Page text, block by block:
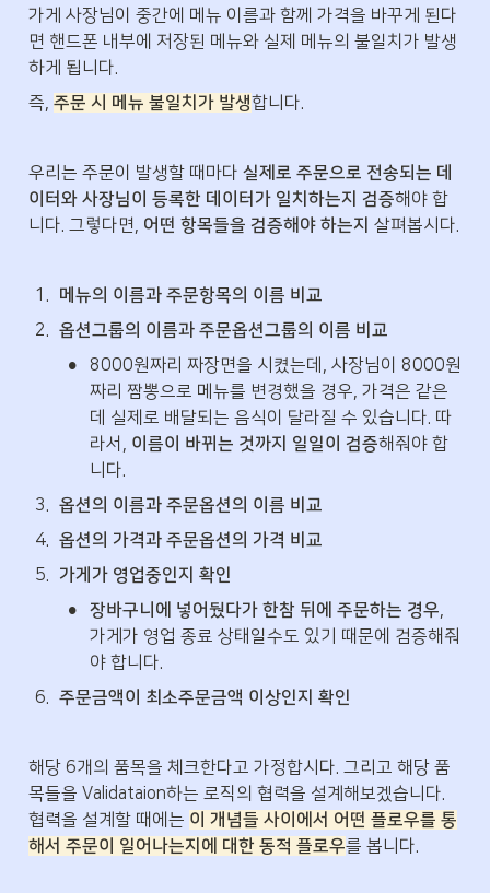
가게 사장님이 중간에 메뉴 이름과 함께 가격을 바꾸게 된다
면 핸드폰 내부에 저장된 메뉴와 실제 메뉴의 불일치가 발생
하게 됩니다.
즉, 주문 시 메뉴 불일치가 발생합니다.
우리는 주문이 발생할 때마다 실제로 주문으로 전송되는 데
이터와 사장님이 등록한 데이터가 일치하는지 검증해야 합
니다. 그렇다면, 어떤 항목들을 검증해야 하는지 살펴봅시다.
1 .
메뉴의 이름과 주문항목의 이름 비교
2. 옵션그룹의 이름과 주문옵션그룹의 이름 비교
•
8000원짜리 짜장면을 시켰는데, 사장님이 8000원
짜리 짬뽕으로 메뉴를 변경했을 경우, 가격은 같은
데 실제로 배달되는 음식이 달라질 수 있습니다. 따
라서, 이름이 바뀌는 것까지 일일이 검증해줘야 합
니다.
3. 옵션의 이름과 주문옵션의 이름 비교
4. 옵션의 가격과 주문옵션의 가격 비교
5. 가게가 영업중인지 확인
• 장바구니에 넣어뒀다가 한참 뒤에 주문하는 경우,
가게가 영업 종료 상태일수도 있기 때문에 검증해줘
야 합니다.
6. 주문금액이 최소주문금액 이상인지 확인
해당 6개의 품목을 체크한다고 가정합시다. 그리고 해당 품
목들을 Validataion하는 로직의 협력을 설계해보겠습니다.
협력을 설계할 때에는 이 개념들 사이에서 어떤 플로우를 통
해서 주문이 일어나는지에 대한 동적 플로우를 봅니다.